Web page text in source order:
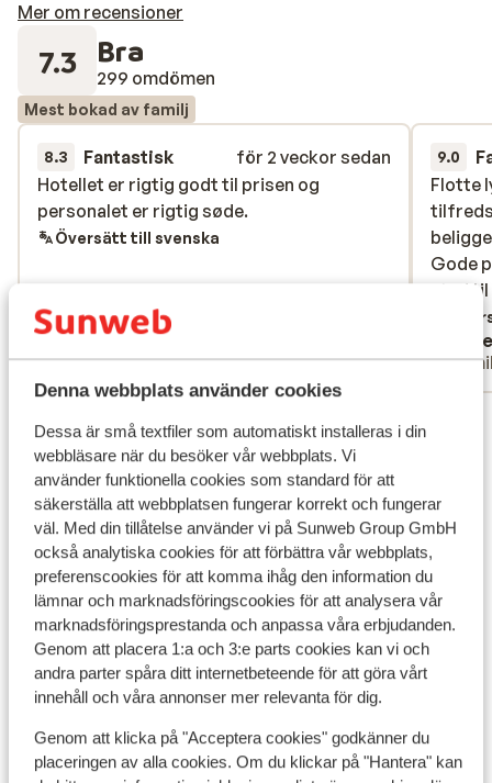
Denna webbplats använder cookies
Dessa är små textfiler som automatiskt installeras i din
webbläsare när du besöker vår webbplats. Vi
använder funktionella cookies som standard för att
säkerställa att webbplatsen fungerar korrekt och fungerar
väl. Med din tillåtelse använder vi på Sunweb Group GmbH
också analytiska cookies för att förbättra vår webbplats,
preferenscookies för att komma ihåg den information du
lämnar och marknadsföringscookies för att analysera vår
marknadsföringsprestanda och anpassa våra erbjudanden.
Genom att placera 1:a och 3:e parts cookies kan vi och
andra parter spåra ditt internetbeteende för att göra vårt
innehåll och våra annonser mer relevanta för dig.
Genom att klicka på "Acceptera cookies" godkänner du
placeringen av alla cookies. Om du klickar på "Hantera" kan
Mer om recensioner
7.3 Bra
299 omdömen
Mest bokad av familj
8.3 Fantastisk
för 2 veckor sedan
Hotellet er rigtig godt til prisen og
personalet er rigtig søde.
Hotellet er rigtig godt til prisen og
personalet er rigtig søde.
Översätt till svenska
Anonym
Familj
9.0
Flotte
Gode
sted
Flotte
Gode
sted
Läge
Visa på karta
Avstånd till stranden ca 750 m (sandstrand,
solstolar (mot betalning) , parasoll (mot betalning)